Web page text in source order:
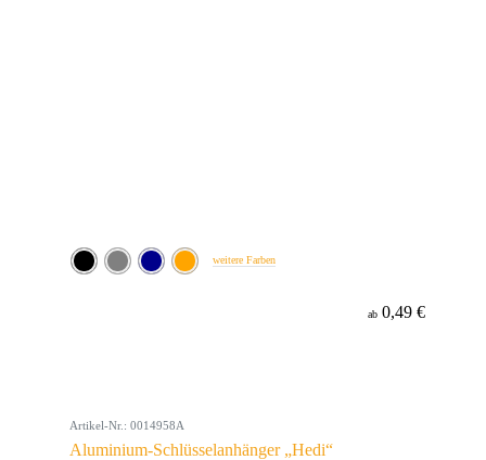
weitere Farben
ab 0,49 €
Artikel-Nr.: 0014958A
Aluminium-Schlüsselanhänger „Hedi“